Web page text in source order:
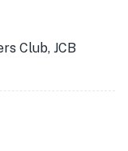
Club, JCB